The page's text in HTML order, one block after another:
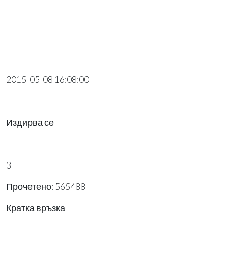
2015-05-08 16:08:00
Издирва се
3
Прочетено: 565488
Кратка връзка